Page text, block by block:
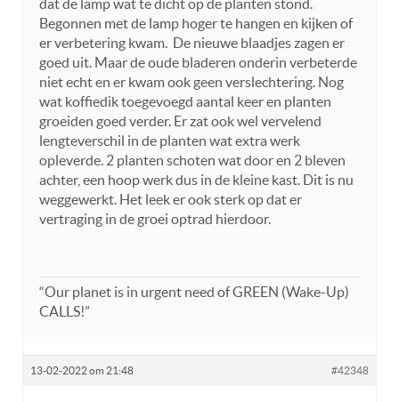
dat de lamp wat te dicht op de planten stond.
Begonnen met de lamp hoger te hangen en kijken of
er verbetering kwam. De nieuwe blaadjes zagen er
goed uit. Maar de oude bladeren onderin verbeterde
niet echt en er kwam ook geen verslechtering. Nog
wat koffiedik toegevoegd aantal keer en planten
groeiden goed verder. Er zat ook wel vervelend
lengteverschil in de planten wat extra werk
opleverde. 2 planten schoten wat door en 2 bleven
achter, een hoop werk dus in de kleine kast. Dit is nu
weggewerkt. Het leek er ook sterk op dat er
vertraging in de groei optrad hierdoor.
“Our planet is in urgent need of GREEN (Wake-Up)
CALLS!”
13-02-2022 om 21:48 #42348